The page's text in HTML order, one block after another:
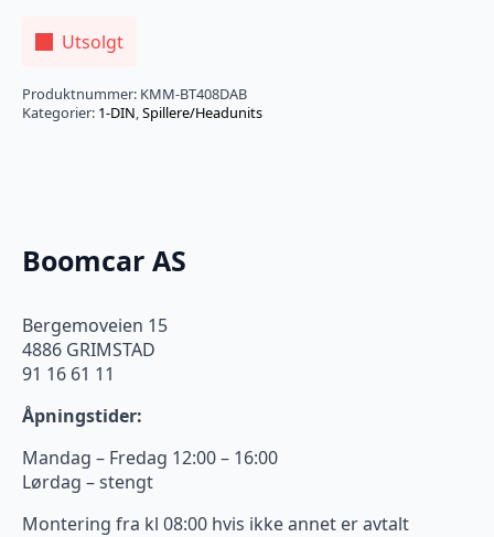
Utsolgt
Produktnummer: KMM-BT408DAB
Kategorier: 1-DIN,Spillere/Headunits
Boomcar AS
Bergemoveien 15
4886 GRIMSTAD
91 16 61 11
Åpningstider:
Mandag – Fredag 12:00 – 16:00
Lørdag – stengt
Montering fra kl 08:00 hvis ikke annet er avtalt